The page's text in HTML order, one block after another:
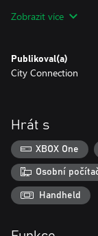
imagination as you
Take your stand
The game comes
Pick your preferred
controls, screen
and more to make
Don't forget
Zobrazit více
Publikoval(a)
City Connection
Hrát s
XBOX One
Osobní
Handheld